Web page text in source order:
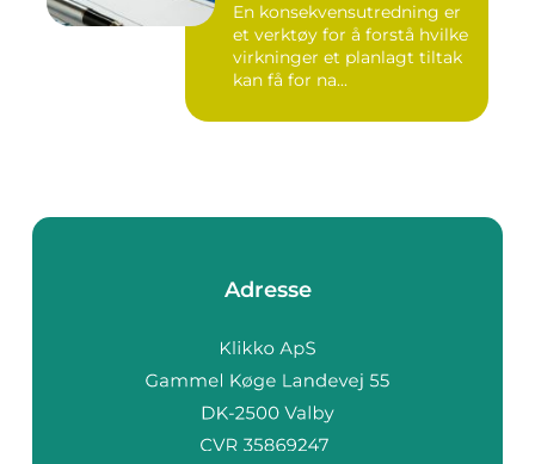
En konsekvensutredning er
et verktøy for å forstå hvilke
virkninger et planlagt tiltak
kan få for na...
Adresse